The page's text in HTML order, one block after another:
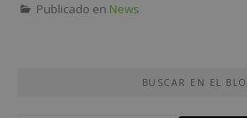
Publicado en News
BUSCAR EN EL